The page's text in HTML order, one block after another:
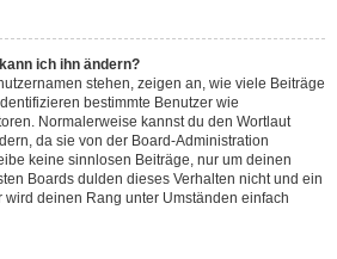
ich ihn ändern?
stehen, zeigen an, wie viele Beiträge
bestimmte Benutzer wie
Normalerweise kannst du den Wortlaut
da sie von der Board-Administration
keine sinnlosen Beiträge, nur um deinen
Boards dulden dieses Verhalten nicht und ein
wird deinen Rang unter Umständen einfach